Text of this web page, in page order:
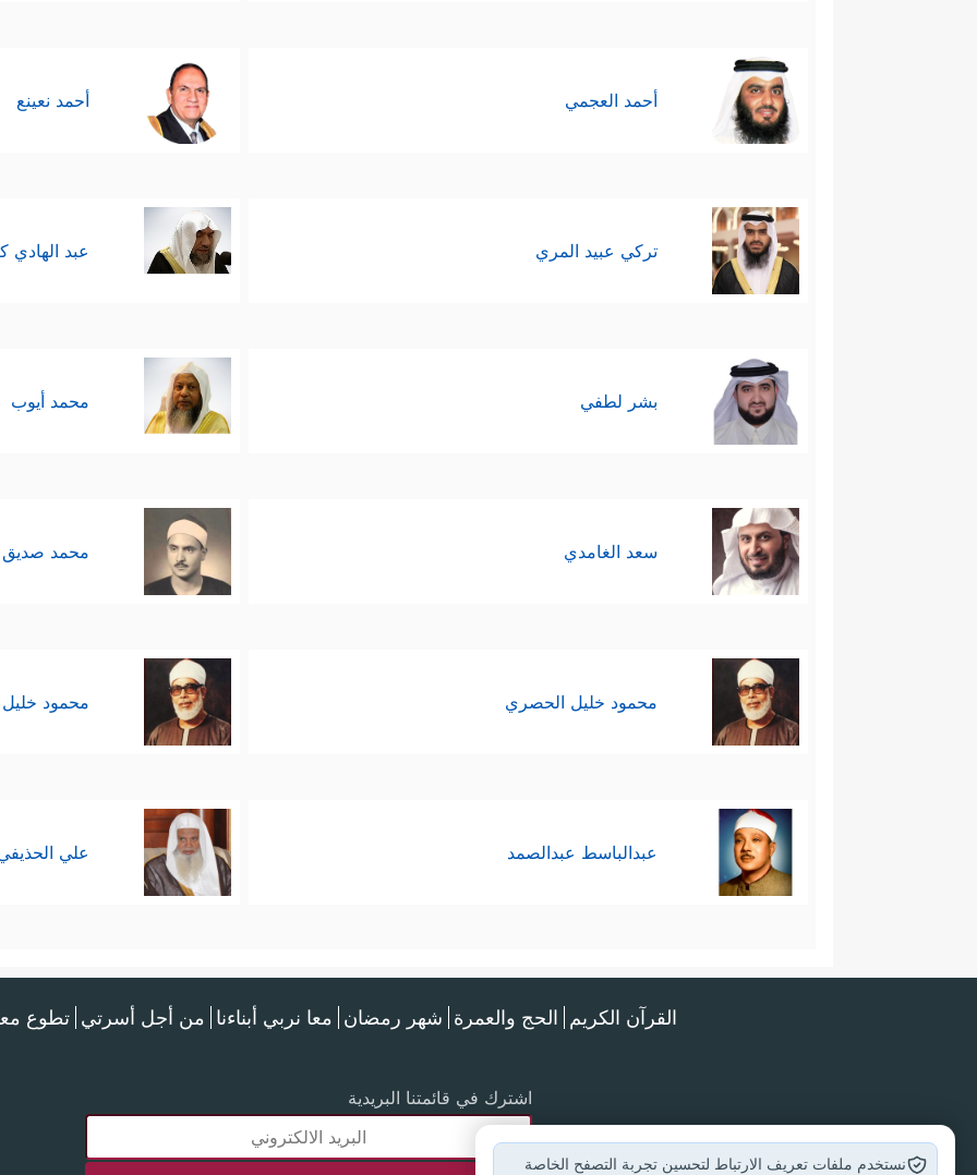
أحمد العجمي أحمد نعينع
تركي عبيد المري عبد الهادي
بشر لطفي محمد أيوب
سعد الغامدي محمد صديق
محمود خليل الحصري محمود
عبدالباسط عبدالصمد علي
القرآن الكريم الحج والعمرة شهر رمضان معا نربي أبناءنا من أجل أسرتي تطوع
اشترك في قائمتنا البريدية
نستخدم ملفات تعريف الارتباط لتحسين تجربة التصفح الخاصة